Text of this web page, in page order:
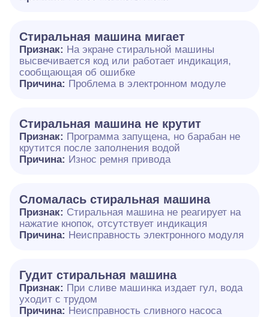
Стиральная машина мигает
Признак: На экране стиральной машины
высвечивается код или работает индикация,
сообщающая об ошибке
Причина: Проблема в электронном модуле
Стиральная машина не крутит
Признак: Программа запущена, но барабан не
крутится после заполнения водой
Причина: Износ ремня привода
Сломалась стиральная машина
Признак: Стиральная машина не реагирует на
нажатие кнопок, отсутствует индикация
Причина: Неисправность электронного модуля
Гудит стиральная машина
Признак: При сливе машинка издает гул, вода
уходит с трудом
Причина: Неисправность сливного насоса